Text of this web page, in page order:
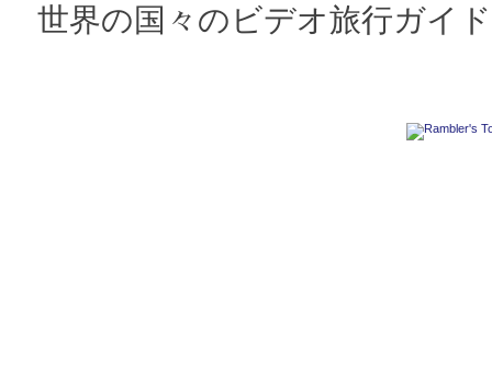
世界の国々のビデオ旅行ガイ